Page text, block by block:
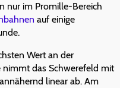
nur im Promille-Bereich
auf einige
Wert an der
nimmt das Schwerefeld mit
linear ab. Am